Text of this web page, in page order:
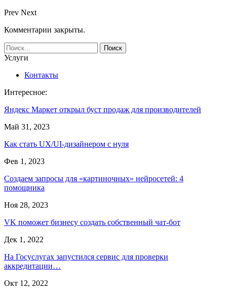
Prev Next
Комментарии закрыты.
Услуги
Контакты
Интересное:
Яндекс Маркет открыл буст продаж для производителей
Май 31, 2023
Как стать UX/UI-дизайнером с нуля
Фев 1, 2023
Создаем запросы для «картиночных» нейросетей: 4
помощника
Ноя 28, 2023
VK поможет бизнесу создать собственный чат-бот
Дек 1, 2022
На Госуслугах запустился сервис для проверки
аккредитации…
Окт 12, 2022